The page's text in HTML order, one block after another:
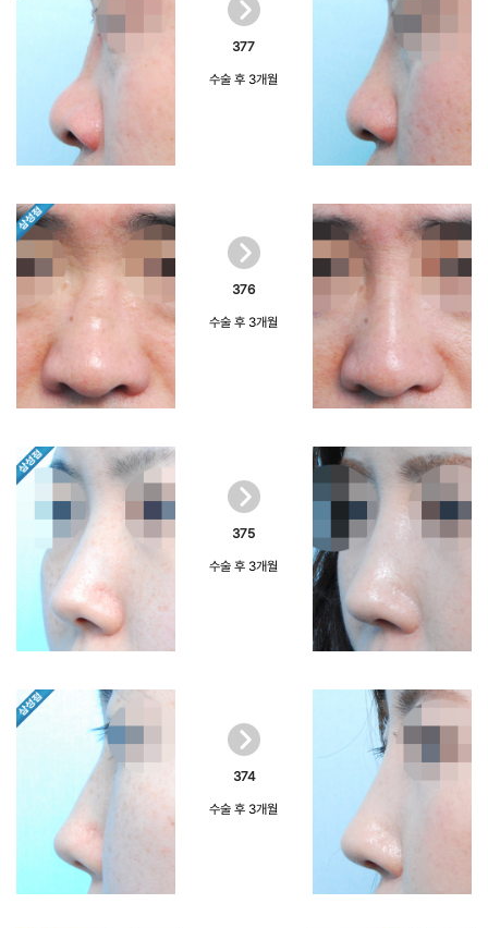
377
수술 후 3개월
376
수술 후 3개월
375
수술 후 3개월
374
수술 후 3개월